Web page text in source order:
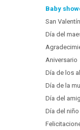
Baby
San Valentín
Día del
Aniversario
Día de los
Día de la
Día del
Día del niño